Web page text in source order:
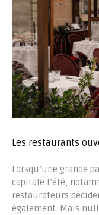
Les restaurants
Lorsqu’une grande
capitale l’été,
restaurateurs
également. Mais